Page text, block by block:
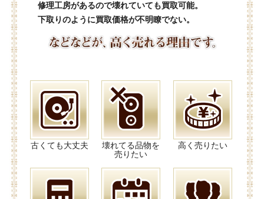
修理工房があるので壊れていても買取可能。
下取りのように買取価格が不明瞭でない。
古くても大丈夫
壊れてる品物を
売りたい
高く売りたい